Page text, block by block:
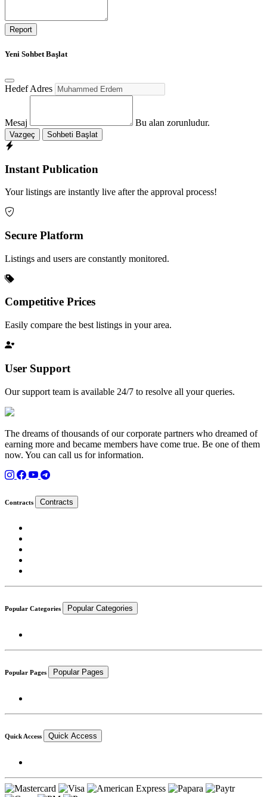
Report
Yeni Sohbet Başlat
Hedef Adres
Mesaj Bu alan zorunludur.
Vazgeç Sohbeti Başlat
Instant Publication
Your listings are instantly live after the approval process!
Secure Platform
Listings and users are constantly monitored.
Competitive Prices
Easily compare the best listings in your area.
User Support
Our support team is available 24/7 to resolve all your queries.
The dreams of thousands of our corporate partners who dreamed of
earning more and became members have come true. Be one of them
now. You can call us for information.
Contracts Contracts
Popular Categories Popular Categories
Popular Pages Popular Pages
Quick Access Quick Access